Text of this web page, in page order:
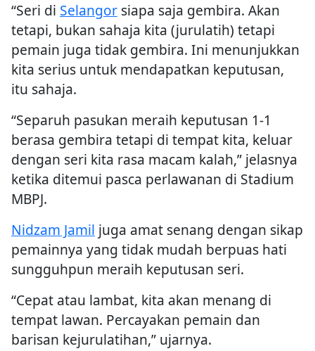
“Seri di Selangor siapa saja gembira. Akan
tetapi, bukan sahaja kita (jurulatih) tetapi
pemain juga tidak gembira. Ini menunjukkan
kita serius untuk mendapatkan keputusan,
itu sahaja.
“Separuh pasukan meraih keputusan 1-1
berasa gembira tetapi di tempat kita, keluar
dengan seri kita rasa macam kalah,” jelasnya
ketika ditemui pasca perlawanan di Stadium
MBPJ.
Nidzam Jamil juga amat senang dengan sikap
pemainnya yang tidak mudah berpuas hati
sungguhpun meraih keputusan seri.
“Cepat atau lambat, kita akan menang di
tempat lawan. Percayakan pemain dan
barisan kejurulatihan,” ujarnya.